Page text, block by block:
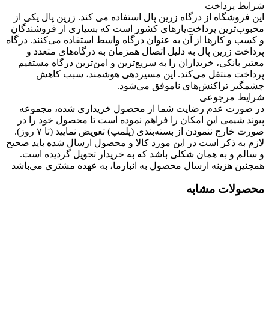
شرایط پرداخت
این فروشگاه از درگاه زرین پال استفاده می کند. زرین پال یکی از
محبوب‌ترین پرداخت‌یارهای کشور است که بسیاری از فروشندگان
و کسب و کارها از آن به عنوان درگاه واسط استفاده می‌کنند. درگاه
پرداخت زرین پال به دلیل اتصال همزمان به درگاه‌های متعدد و
معتبر بانکی، خریداران را به سریع‌ترین و امن‌ترین درگاه مستقیم
پرداخت منتقل می‌کند. این مسیردهی هوشمند، سبب کاهش
چشمگیر تراکنش‌های ناموفق می‌شود.
شرایط مرجوعی
در صورت عدم رضایت شما از محصول خریداری شده، مجموعه
پیوند شیمی این امکان را فراهم نموده است تا محصول خود را در
صورت خارج ننمودن از بسته‌بندی (پلمپ) تعویض نمایید (تا ۷ روز).
لازم به ذکر است در این مورد کالا و محصول ارسال شده باید صحیح
و سالم و به همان شکلی باشد که به خریدار تحویل گردیده است.
همچنین هزینه ارسال محصول به انبارما، به عهده مشتری می‌باشد
محصولات مشابه